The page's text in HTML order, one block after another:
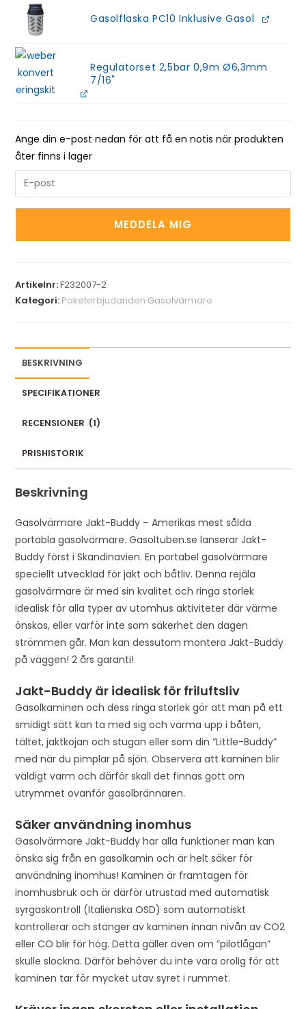
Gasolflaska PC10 Inklusive Gasol
Regulatorset 2,5bar 0,9m Ø6,3mm
7/16"
Ange din e-post nedan för att få en notis när produkten
åter finns i lager
n
t
r
o
u
m
i
r
e
s
t
o
j
o
i
n
t
h
w
a
i
t
l
i
s
f
o
r
t
h
i
s
p
r
o
MEDDELA MIG
Artikelnr:F232007-2
Kategori: Paketerbjudanden Gasolvärmare
BESKRIVNING
SPECIFIKATIONER
RECENSIONER (1)
PRISHISTORIK
Beskrivning
Gasolvärmare Jakt-Buddy – Amerikas mest sålda
portabla gasolvärmare. Gasoltuben.se lanserar Jakt-
Buddy först i Skandinavien. En portabel gasolvärmare
speciellt utvecklad för jakt och båtliv. Denna rejäla
gasolvärmare är med sin kvalitet och ringa storlek
idealisk för alla typer av utomhus aktiviteter där värme
önskas, eller varför inte som säkerhet den dagen
strömmen går. Man kan dessutom montera Jakt-Buddy
på väggen! 2 års garanti!
Jakt-Buddy är idealisk för friluftsliv
Gasolkaminen och dess ringa storlek gör att man på ett
smidigt sätt kan ta med sig och värma upp i båten,
tältet, jaktkojan och stugan eller som din “Little-Buddy”
med när du pimplar på sjön. Observera att kaminen blir
väldigt varm och därför skall det finnas gott om
utrymmet ovanför gasolbrännaren.
Säker användning inomhus
Gasolvärmare Jakt-Buddy har alla funktioner man kan
önska sig från en gasolkamin och är helt säker för
användning inomhus! Kaminen är framtagen för
inomhusbruk och är därför utrustad med automatisk
syrgaskontroll (Italienska OSD) som automatiskt
kontrollerar och stänger av kaminen innan nivån av CO2
eller CO blir för hög. Detta gäller även om ”pilotlågan”
skulle slockna. Därför behöver du inte vara orolig för att
kaminen tar för mycket utav syret i rummet.